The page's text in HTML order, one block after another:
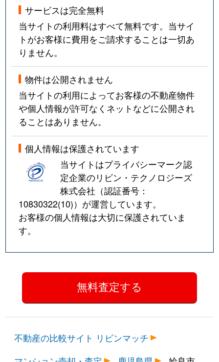
サービスは完全無料
当サイトの利用料はすべて無料です。当サイ
トがお客様に費用をご請求することは一切あ
りません。
物件は公開されません
当サイトの利用によってお客様の不動産物件
や個人情報が許可なくネットなどに公開され
ることはありません。
個人情報は保護されています
当サイトはプライバシーマーク認
定企業のリビン・テクノロジーズ
株式会社（認証番号：
10830322(10)）が運営しています。
お客様の個人情報は大切に保護されていま
す。
不動産の比較サイト リビンマッチ